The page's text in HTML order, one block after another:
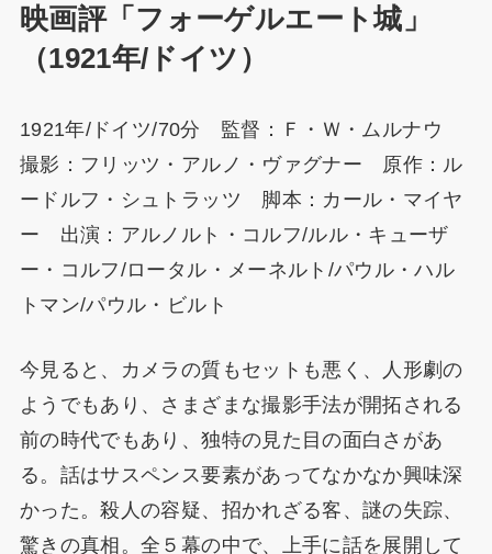
映画評「フォーゲルエート城」
（1921年/ドイツ）
1921年/ドイツ/70分 監督：Ｆ・Ｗ・ムルナウ
撮影：フリッツ・アルノ・ヴァグナー 原作：ル
ードルフ・シュトラッツ 脚本：カール・マイヤ
ー 出演：アルノルト・コルフ/ルル・キューザ
ー・コルフ/ロータル・メーネルト/パウル・ハル
トマン/パウル・ビルト
今見ると、カメラの質もセットも悪く、人形劇の
ようでもあり、さまざまな撮影手法が開拓される
前の時代でもあり、独特の見た目の面白さがあ
る。話はサスペンス要素があってなかなか興味深
かった。殺人の容疑、招かれざる客、謎の失踪、
驚きの真相。全５幕の中で、上手に話を展開して